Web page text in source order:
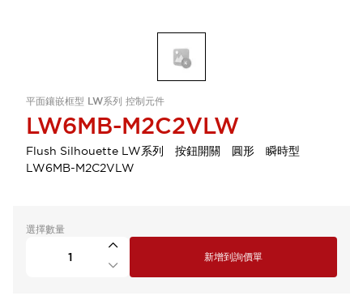
平面鑲嵌框型 LW系列 控制元件
LW6MB-M2C2VLW
Flush Silhouette LW系列 按鈕開關 圓形 瞬時型
LW6MB-M2C2VLW
選擇數量
新增到詢價單